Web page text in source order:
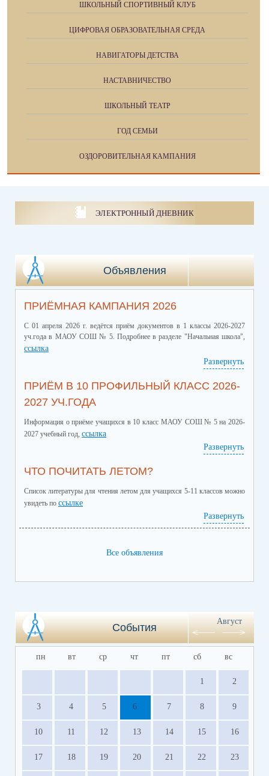
ШКОЛЬНЫЙ СПОРТИВНЫЙ КЛУБ
ЦИФРОВАЯ ОБРАЗОВАТЕЛЬНАЯ СРЕДА
НАВИГАТОРЫ ДЕТСТВА
НАСТАВНИЧЕСТВО
ШКОЛЬНЫЙ ТЕАТР
ГОД СЕМЬИ
ОЗДОРОВИТЕЛЬНАЯ КАМПАНИЯ
ЭЛЕКТРОННЫЙ ДНЕВНИК
Объявления
ПРИЁМНАЯ КАМПАНИЯ 2026
С 01 апреля 2026 г. ведётся приём документов в 1 классы 2026-2027
уч.года в МАОУ СОШ № 5. Подробнее в разделе "Начальная школа",
ссылка
Развернуть
ПРИЁМ В 10 ПРОФИЛЬНЫЙ КЛАСС 2026-
2027 УЧ.ГОДА
Информация о приёме учащихся в 10 класс МАОУ СОШ № 5 на 2026-
2027 учебный год, ссылка
Развернуть
ЧТО ПОЧИТАТЬ ЛЕТОМ?
Список литературы для чтения летом для учащихся 5-11 классов можно
увидеть по ссылке
Развернуть
Все объявления
События
Август
пн вт ср чт пт сб вс
1 2
3 4 5 6 7 8 9
10 11 12 13 14 15 16
17 18 19 20 21 22 23